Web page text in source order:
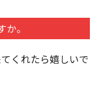
。
くれたら嬉しいで